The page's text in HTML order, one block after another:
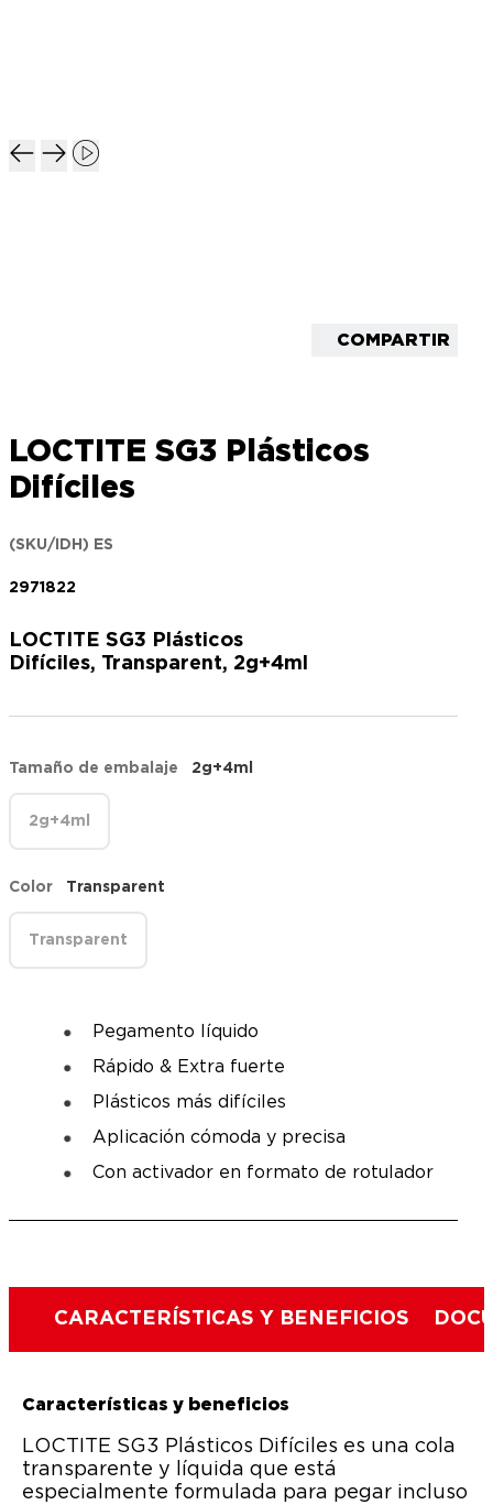
COMPARTIR
LOCTITE SG3 Plásticos
Difíciles
(SKU/IDH) ES
2971822
LOCTITE SG3 Plásticos
Difíciles, Transparent, 2g+4ml
Tamaño de embalaje 2g+4ml
2g+4ml
Color Transparent
Transparent
Pegamento líquido
Rápido & Extra fuerte
Plásticos más difíciles
Aplicación cómoda y precisa
Con activador en formato de rotulador
CARACTERÍSTICAS Y BENEFICIOS
Características y beneficios
LOCTITE SG3 Plásticos Difíciles es una cola
transparente y líquida que está
especialmente formulada para pegar incluso